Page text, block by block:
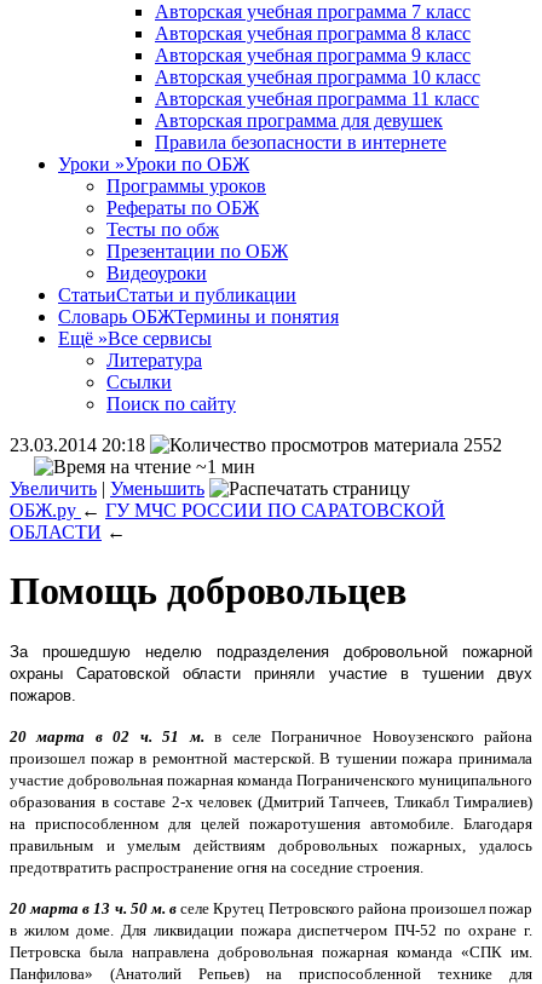
Авторская учебная программа 7 класс
Авторская учебная программа 8 класс
Авторская учебная программа 9 класс
Авторская учебная программа 10 класс
Авторская учебная программа 11 класс
Авторская программа для девушек
Правила безопасности в интернете
Уроки »Уроки по ОБЖ
Программы уроков
Рефераты по ОБЖ
Тесты по обж
Презентации по ОБЖ
Видеоуроки
СтатьиСтатьи и публикации
Словарь ОБЖТермины и понятия
Ещё »Все сервисы
Литература
Ссылки
Поиск по сайту
23.03.2014 20:18
2552
~1 мин
Увеличить | Уменьшить
ОБЖ.ру ← ГУ МЧС РОССИИ ПО САРАТОВСКОЙ
ОБЛАСТИ ←
Помощь добровольцев
За прошедшую неделю подразделения добровольной пожарной
охраны Саратовской области приняли участие в тушении двух
пожаров.
20 марта в 02 ч. 51 м.в селе Пограничное Новоузенского района
произошел пожар в ремонтной мастерской. В тушении пожара принимала
участие добровольная пожарная команда Пограниченского муниципального
образования в составе 2-х человек (Дмитрий Тапчеев, Тликабл Тимралиев)
на приспособленном для целей пожаротушения автомобиле. Благодаря
правильным и умелым действиям добровольных пожарных, удалось
предотвратить распространение огня на соседние строения.
20 марта в 13 ч. 50 м. в селе Крутец Петровского района произошел пожар
в жилом доме. Для ликвидации пожара диспетчером ПЧ-52 по охране г.
Петровска была направлена добровольная пожарная команда «СПК им.
Панфилова» (Анатолий Репьев) на приспособленной технике для